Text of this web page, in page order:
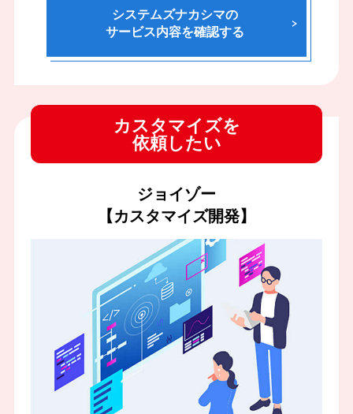
システムズナカシマの
サービス内容を確認する
カスタマイズを
依頼したい
ジョイゾー
【カスタマイズ開発】